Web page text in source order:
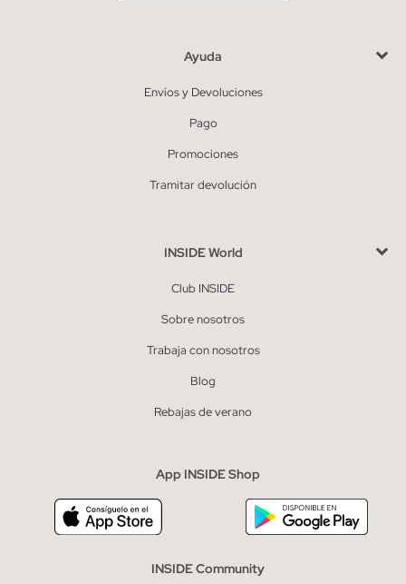
Ayuda
Envíos y Devoluciones
Pago
Promociones
Tramitar devolución
INSIDE World
Club INSIDE
Sobre nosotros
Trabaja con nosotros
Blog
Rebajas de verano
App INSIDE Shop
INSIDE Community